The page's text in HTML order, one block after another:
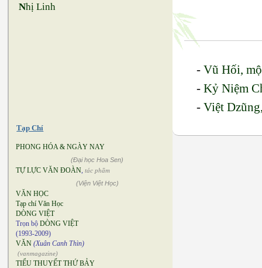
Nhị Linh
Tạp Chí
PHONG HÓA & NGÀY NAY
(Đại học Hoa Sen)
TỰ LỰC VĂN ĐOÀN, tác phẩm
(Viện Việt Học)
VĂN HỌC
Tạp chí Văn Học
DÒNG VIỆT
Trọn bộ DÒNG VIỆT
(1993-2009)
VĂN (Xuân Canh Thìn)
(vanmagazine)
TIỂU THUYẾT THỨ BẢY
-Vũ Hối,
-Kỷ Niệm
-Việt